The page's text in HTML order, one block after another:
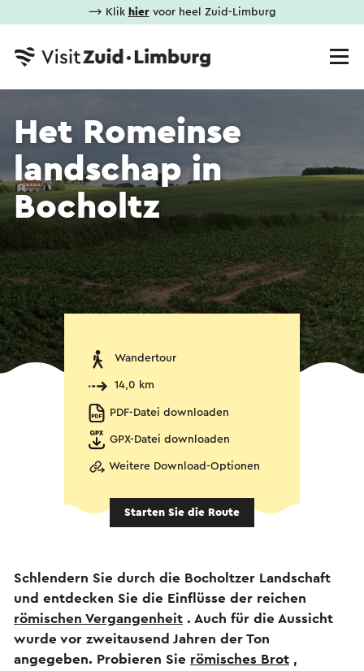
⟶ Klik hiervoor heel Zuid-Limburg
Het Romeinse
landschap in
Bocholtz
Wandertour
14,0 km
PDF-Datei downloaden
GPX-Datei downloaden
Weitere Download-Optionen
Starten Sie die Route
Schlendern Sie durch die Bocholtzer Landschaft
und entdecken Sie die Einflüsse der reichen
römischen Vergangenheit . Auch für die Aussicht
wurde vor zweitausend Jahren der Ton
angegeben. Probieren Sie römisches Brot ,